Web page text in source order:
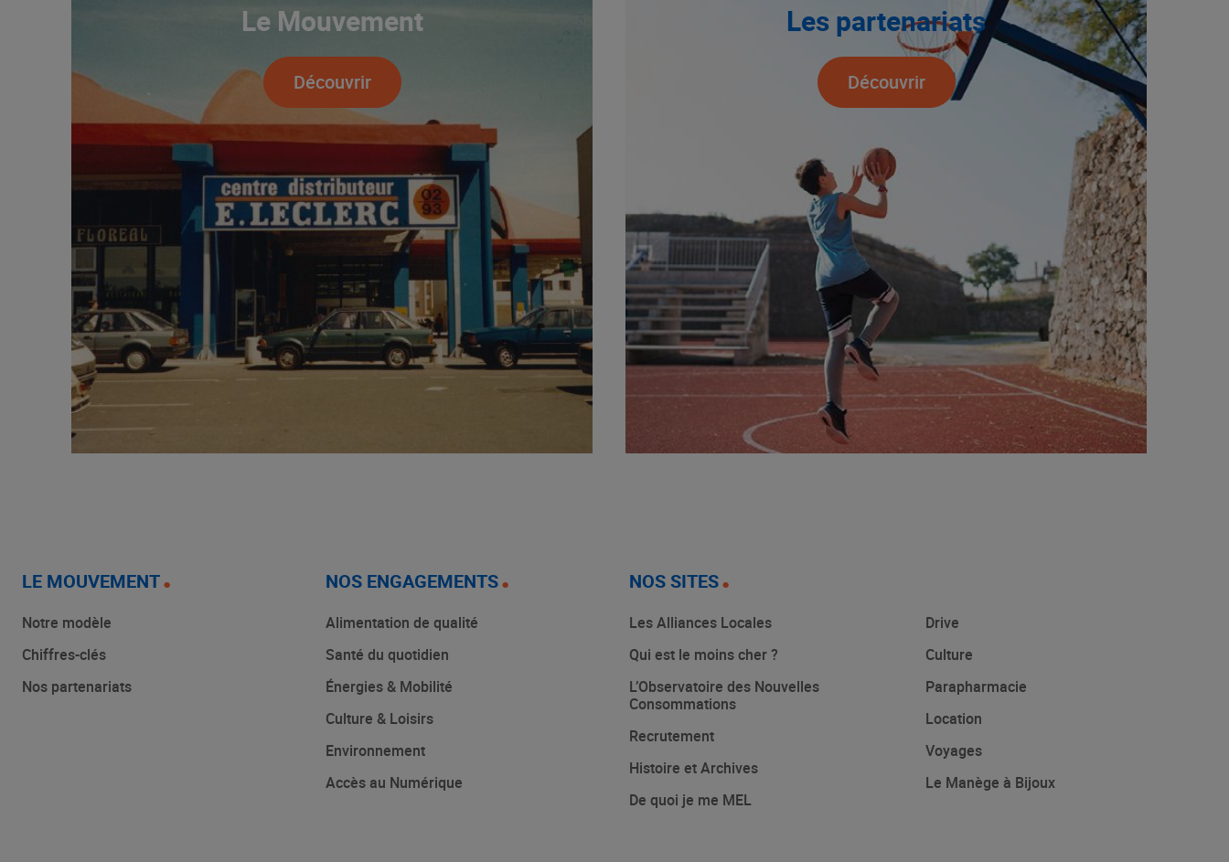
Le Mouvement
Découvrir
Les partenariats
Découvrir
LE MOUVEMENT
Notre modèle
Chiffres-clés
Nos partenariats
NOS ENGAGEMENTS
Alimentation de qualité
Santé du quotidien
Énergies & Mobilité
Culture & Loisirs
Environnement
Accès au Numérique
NOS SITES
Les Alliances Locales
Qui est le moins cher ?
L’Observatoire des Nouvelles
Consommations
Recrutement
Histoire et Archives
De quoi je me MEL
Drive
Culture
Parapharmacie
Location
Voyages
Le Manège à Bijoux